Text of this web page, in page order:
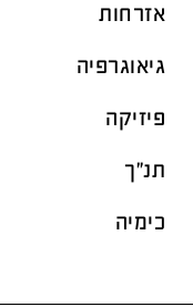
אזרחות
גיאוגרפיה
פיזיקה
תנ"ך
כימיה